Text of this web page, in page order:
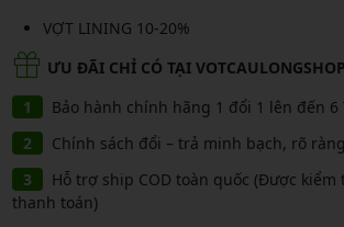
VỢT LINING 10-20%
ƯU ĐÃI CHỈ CÓ TẠI VOTCAULONGSHOP
Bảo hành chính hãng 1 đổi 1 lên đến 6
Chính sách đổi – trả minh bạch, rõ ràng
Hỗ trợ ship COD toàn quốc (Được
thanh toán)